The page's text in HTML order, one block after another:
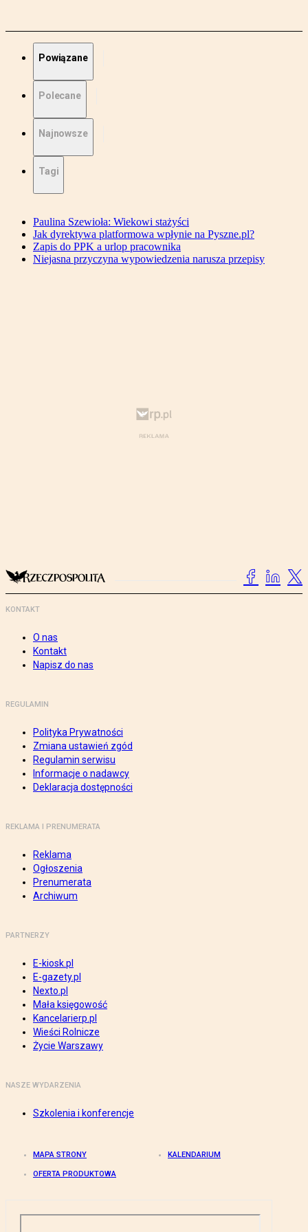
Powiązane
Polecane
Najnowsze
Tagi
Paulina Szewioła: Wiekowi stażyści
Jak dyrektywa platformowa wpłynie na Pyszne.pl?
Zapis do PPK a urlop pracownika
Niejasna przyczyna wypowiedzenia narusza przepisy
KONTAKT
O nas
Kontakt
Napisz do nas
REGULAMIN
Polityka Prywatności
Zmiana ustawień zgód
Regulamin serwisu
Informacje o nadawcy
Deklaracja dostępności
REKLAMA I PRENUMERATA
Reklama
Ogłoszenia
Prenumerata
Archiwum
PARTNERZY
E-kiosk.pl
E-gazety.pl
Nexto.pl
Mała księgowość
Kancelarierp.pl
Wieści Rolnicze
Życie Warszawy
NASZE WYDARZENIA
Szkolenia i konferencje
MAPA STRONY KALENDARIUM
OFERTA PRODUKTOWA